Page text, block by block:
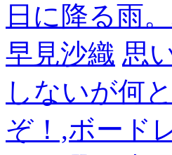
日に降る雨
早見沙織 思
しないが何
ぞ！,ボード